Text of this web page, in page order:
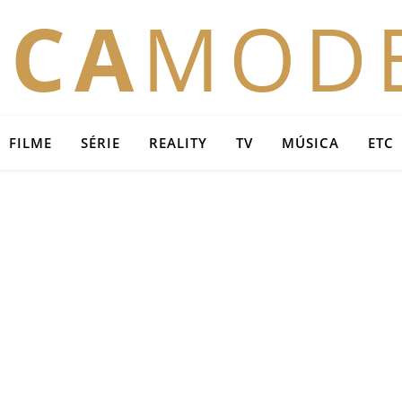
FILME SÉRIE REALITY TV MÚSICA ETC